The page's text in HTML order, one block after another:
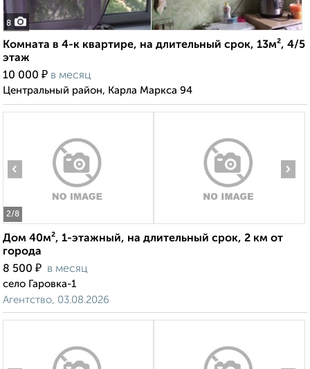
8
Комната в 4-к квартире, на длительный срок, 13м², 4/5
этаж
10 000 ₽ в месяц
Центральный район, Карла Маркса 94
2/8
‹ ›
Дом 40м², 1-этажный, на длительный срок, 2 км от
города
8 500 ₽ в месяц
село Гаровка-1
Агентство, 03.08.2026